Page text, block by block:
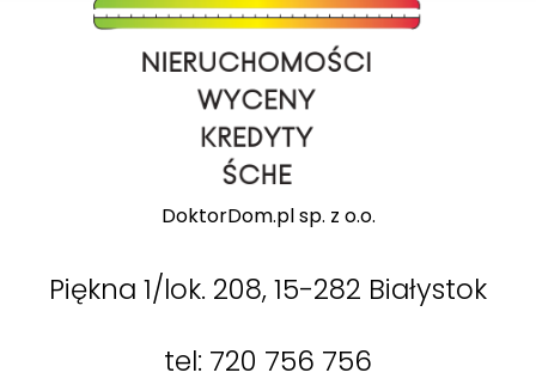
DoktorDom.pl sp. z o.o.
Piękna 1/lok. 208, 15-282 Białystok
tel: 720 756 756